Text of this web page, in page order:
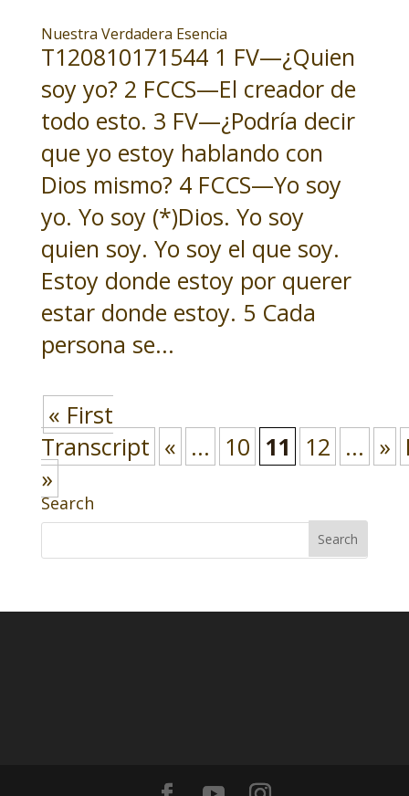
Nuestra Verdadera Esencia
T120810171544 1 FV—¿Quien
soy yo? 2 FCCS—El creador de
todo esto. 3 FV—¿Podría decir
que yo estoy hablando con
Dios mismo? 4 FCCS—Yo soy
yo. Yo soy (*)Dios. Yo soy
quien soy. Yo soy el que soy.
Estoy donde estoy por querer
estar donde estoy. 5 Cada
persona se...
« First
Transcript « ... 10 11 12 ... »
»
Search